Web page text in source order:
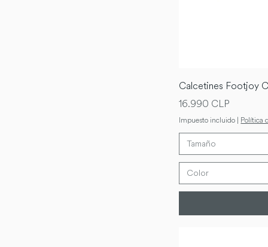
Calcetines Footjoy
Precio
16.990 CLP
Impuesto incluido | Política
Tamaño
Color